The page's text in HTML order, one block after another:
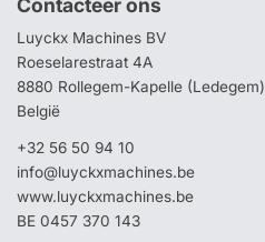
Contacteer ons
Luyckx Machines BV
Roeselarestraat 4A
8880 Rollegem-Kapelle (Ledegem)
België
+32 56 50 94 10
info@luyckxmachines.be
www.luyckxmachines.be
BE 0457 370 143